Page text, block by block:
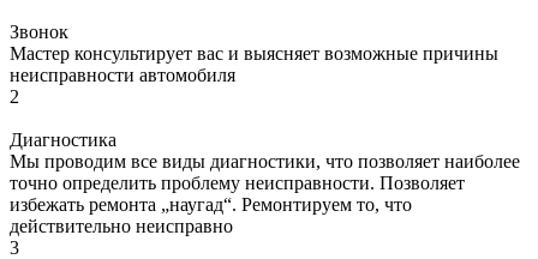
Звонок
Мастер консультирует вас и выясняет возможные причины
неисправности автомобиля
2
Диагностика
Мы проводим все виды диагностики, что позволяет наиболее
точно определить проблему неисправности. Позволяет
избежать ремонта „наугад“. Ремонтируем то, что
действительно неисправно
3